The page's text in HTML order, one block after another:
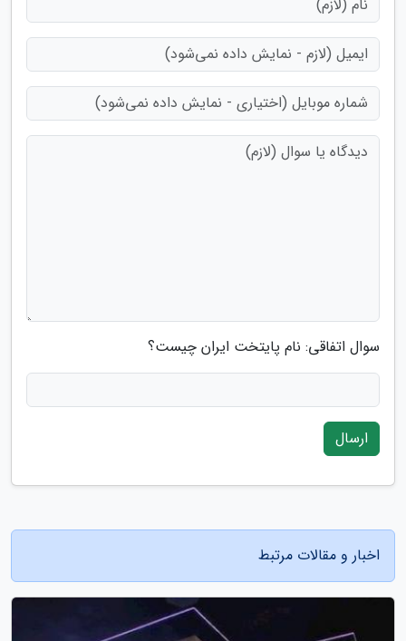
سوال اتفاقی: نام پایتخت ایران چیست؟
ارسال
اخبار و مقالات مرتبط